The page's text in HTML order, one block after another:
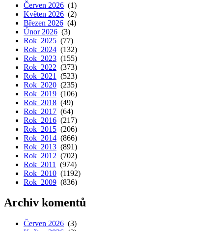
Červen 2026 (1)
Květen 2026 (2)
Březen 2026 (4)
Únor 2026 (3)
Rok 2025 (77)
Rok 2024 (132)
Rok 2023 (155)
Rok 2022 (373)
Rok 2021
(523)
Rok 2020 (235)
Rok 2019 (106)
Rok 2018 (49)
Rok 2017 (64)
Rok 2016 (217)
Rok 2015 (206)
Rok 2014 (866)
Rok 2013 (891)
Rok 2012 (702)
Rok 2011
(974)
Rok 2010 (1192)
Rok 2009 (836)
Archiv komentů
Červen 2026 (3)